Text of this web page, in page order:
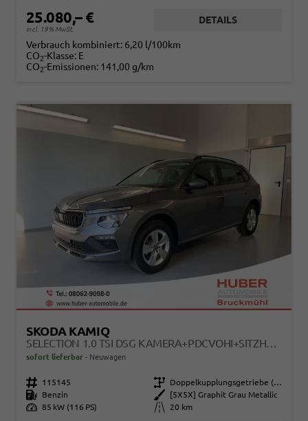
25.080,– €
incl. 19% MwSt.
DETAILS
Verbrauch kombiniert: 6,20 l/100km
CO2-Klasse: E
CO2-Emissionen: 141,00 g/km
SKODA KAMIQ
SELECTION 1.0 TSI DSG KAMERA+PDCVOHI+SITZHEIZUNG+APPCONNECT+SUNSET+ALU16
sofort lieferbar Neuwagen
Fahrzeugnr. 115145 Getriebe
Doppelkupplungsgetriebe (DSG)
Kraftstoff
Benzin Außenfarbe
[5X5X] Graphit Grau Metallic
Leistung 85 kW (116 PS) Kilometerstand 20 km